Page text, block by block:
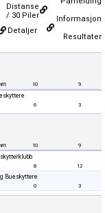
Distanse
/ 30 Piler
Detaljer
Informasjon
Resultater
10 9
6 3
10 9
8 12
Bueskyttere
0 3